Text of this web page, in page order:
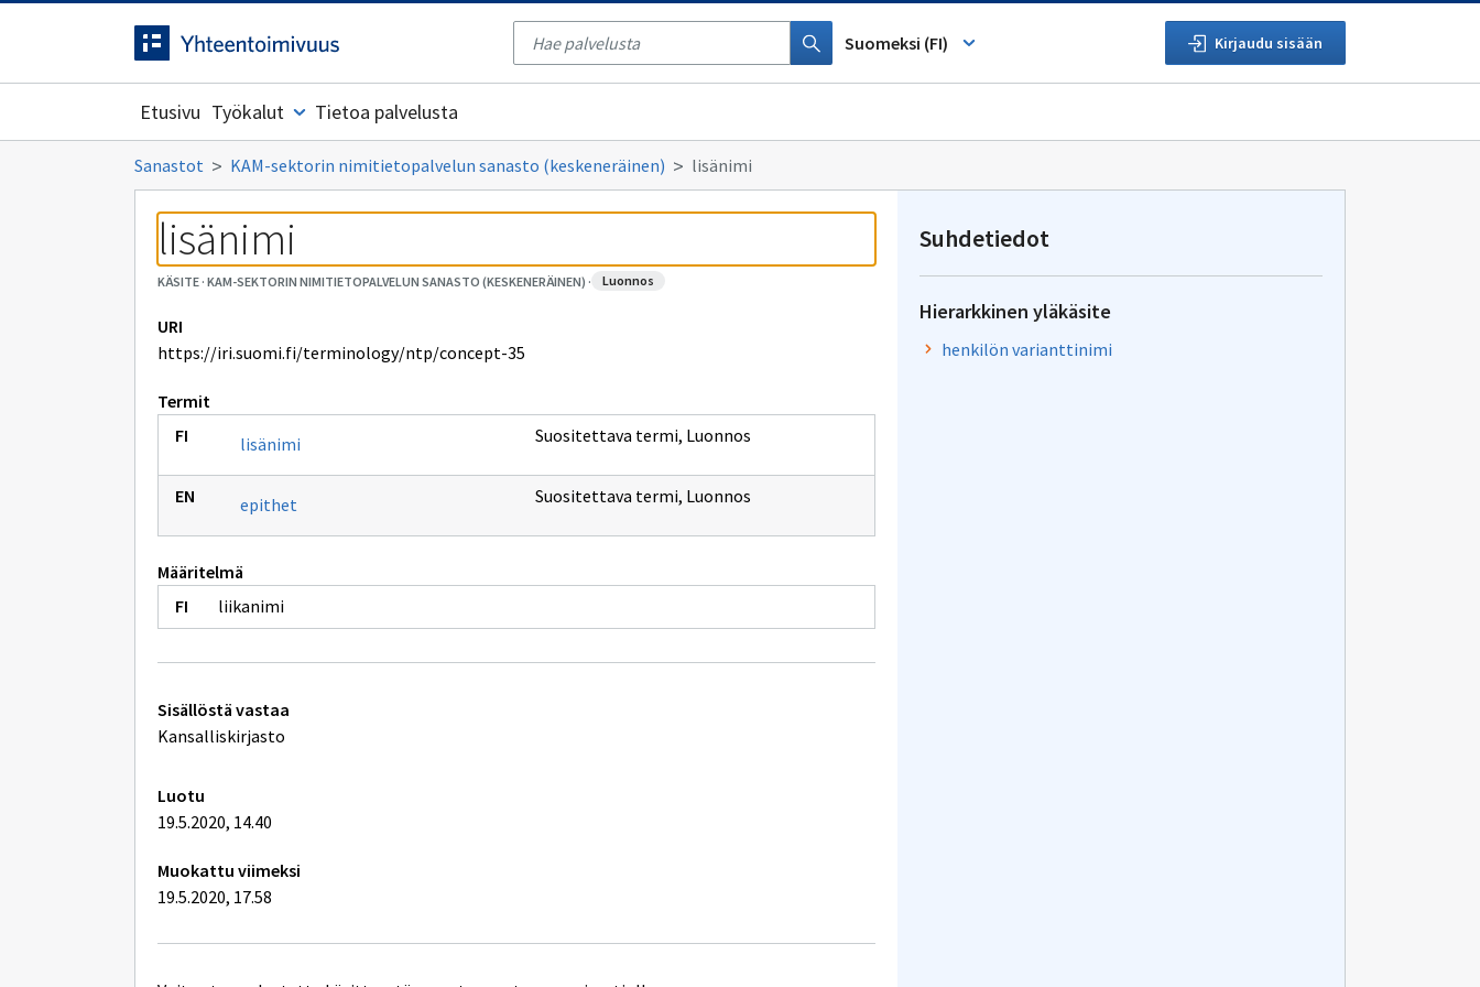
Siirrytty
Tyhjennä
haku
Suomeksi (FI) Kirjaudu sisään
Etusivu Työkalut Tietoa palvelusta
Sanastot KAM-sektorin nimitietopalvelun sanasto (keskeneräinen) lisänimi
lisänimi
KÄSITE· KAM-SEKTORIN NIMITIETOPALVELUN SANASTO (KESKENERÄINEN) · luonnos
URI
https://iri.suomi.fi/terminology/ntp/concept-35
Termit
lisänimi
Suositettava termi, Luonnos
epithet Suositettava termi, Luonnos
Määritelmä
liikanimi
Tekniset
lisätiedot
Sisällöstä vastaa
Kansalliskirjasto
Luotu
19.5.2020, 14.40
Muokattu viimeksi
19.5.2020, 17.58
Suhdetiedot
Hierarkkinen yläkäsite
henkilön varianttinimi